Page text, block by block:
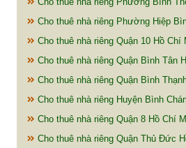
Cho thuê nhà riêng Phường Hiệp
Cho thuê nhà riêng Quận 10 Hồ Chí
Cho thuê nhà riêng Quận Bình Tân
Cho thuê nhà riêng Quận Bình
Cho thuê nhà riêng Huyện Bình
Cho thuê nhà riêng Quận 8 Hồ Chí
Cho thuê nhà riêng Quận Thủ Đức